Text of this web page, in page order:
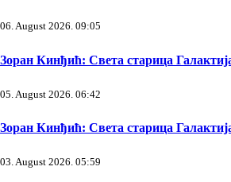
06. August 2026. 09:05
Зоран Кинђић: Света старица
05. August 2026. 06:42
Зоран Кинђић: Света старица
03. August 2026. 05:59